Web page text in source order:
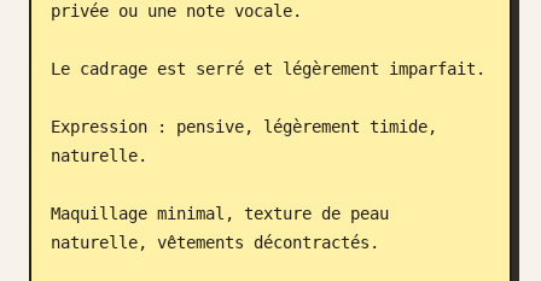
privée ou une note vocale.
Le cadrage est serré et légèrement imparfait.
Expression : pensive, légèrement timide,
naturelle.
Maquillage minimal, texture de peau
naturelle, vêtements décontractés.